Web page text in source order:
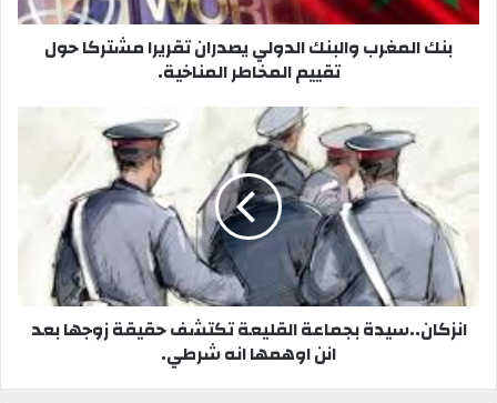
بنك المغرب والبنك الدولي يصدران تقريرا مشتركا حول
تقييم المخاطر المناخية.
انزكان..سيدة بجماعة القليعة تكتشف حقيقة زوجها بعد
انن اوهمها انه شرطي.